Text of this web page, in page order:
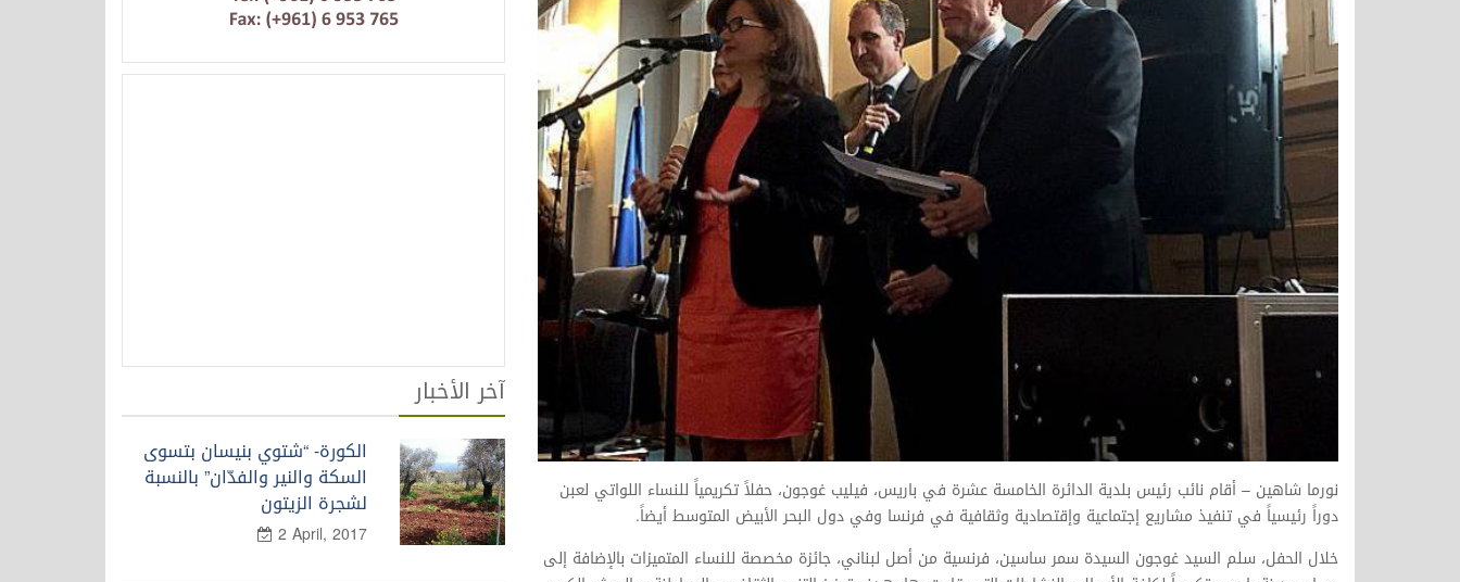
نورما شاهين – أقام نائب رئيس بلدية الدائرة الخامسة عشرة في باريس، فيليب غوجون، حفلاً تكريمياً للنساء اللواتي لعبن
دوراً رئيسياً في تنفيذ مشاريع إجتماعية وإقتصادية وثقافية في فرنسا وفي دول البحر الأبيض المتوسط أيضاً.
خلال الحفل، سلم السيد غوجون السيدة سمر ساسين، فرنسية من أصل لبناني، جائزة مخصصة للنساء المتميزات بالإضافة إلى
آخر الأخبار
الكورة- “شتوي بنيسان بتسوى
السكة والنير والفدّان” بالنسبة
لشجرة الزيتون
2 April, 2017